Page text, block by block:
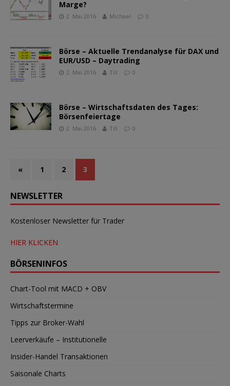
Marge?
2. Mai 2016 Michael 0
Börse – Aktuelle Trendanalyse für DAX und
EUR/USD – Daytrading
2. Mai 2016 Till 0
Börse – Wirtschaftsdaten des Tages:
Börsenfeiertage
2. Mai 2016 Till 0
« 1 2 3
NEWSLETTER
Kostenloser Newsletter für Trader
HIER KLICKEN
BÖRSENINFOS
Chart-Tool mit MACD + OBV
Wirtschaftstermine
Tipps zur Broker-Wahl
Leerverkäufe – Institutionelle
Insider-Handel Transaktionen
Saisonale Charts